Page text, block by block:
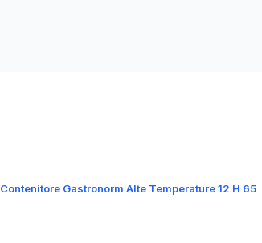
Contenitore Gastronorm Alte Temperature 12 H 65